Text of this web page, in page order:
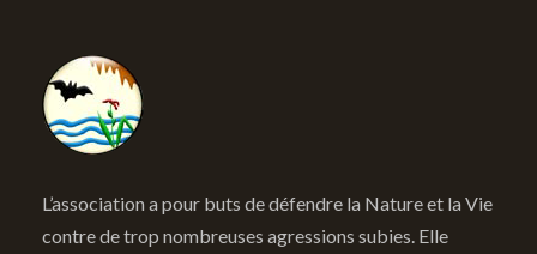
L’association a pour buts de défendre la Nature et la Vie
contre de trop nombreuses agressions subies. Elle